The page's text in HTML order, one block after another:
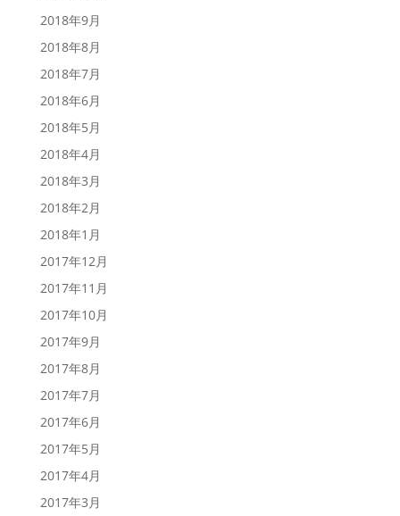
2018年9月
2018年8月
2018年7月
2018年6月
2018年5月
2018年4月
2018年3月
2018年2月
2018年1月
2017年12月
2017年11月
2017年10月
2017年9月
2017年8月
2017年7月
2017年6月
2017年5月
2017年4月
2017年3月